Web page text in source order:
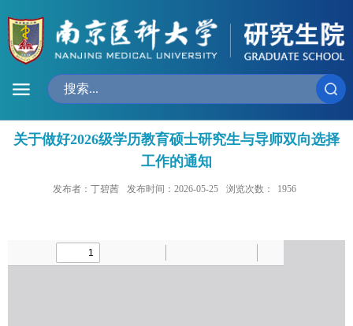
关于做好2026级学历教育硕士研究生与导师双向选择
工作的通知
发布者：丁碧茜 发布时间：2026-05-25 浏览次数： 1956